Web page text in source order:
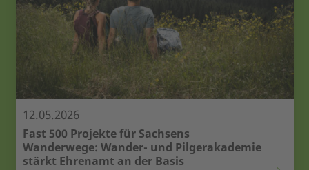
12.05.2026
Fast 500 Projekte für Sachsens
Wanderwege: Wander- und Pilgerakademie
stärkt Ehrenamt an der Basis